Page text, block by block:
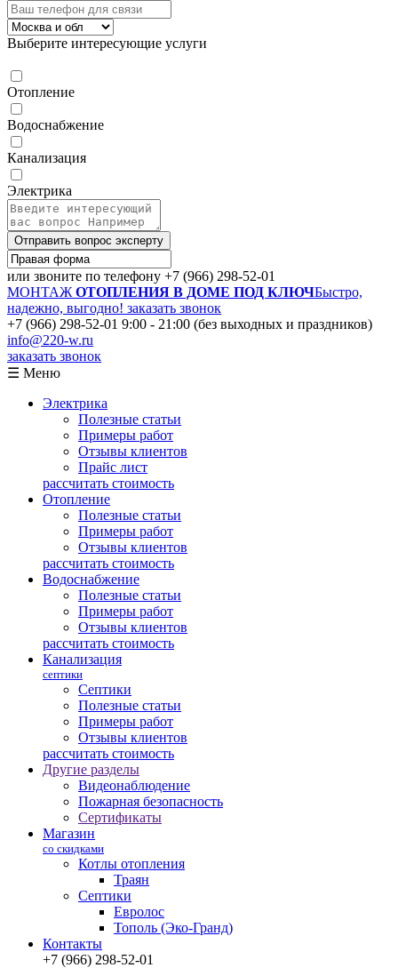
Выберите интересующие услуги
Отопление
Водоснабжение
Канализация
Электрика
Отправить вопрос эксперту
или звоните по телефону +7 (966) 298-52-01
МОНТАЖ ОТОПЛЕНИЯ В ДОМЕ ПОД КЛЮЧБыстро,
надежно, выгодно! заказать звонок
+7 (966) 298-52-01 9:00 - 21:00 (без выходных и праздников)
info@220-w.ru
заказать звонок
☰ Меню
Электрика
Полезные статьи
Примеры работ
Отзывы клиентов
Прайс лист
рассчитать стоимость
Отопление
Полезные статьи
Примеры работ
Отзывы клиентов
рассчитать стоимость
Водоснабжение
Полезные статьи
Примеры работ
Отзывы клиентов
рассчитать стоимость
Канализация
септики
Септики
Полезные статьи
Примеры работ
Отзывы клиентов
рассчитать стоимость
Другие разделы
Видеонаблюдение
Пожарная безопасность
Сертификаты
Магазин
со скидками
Котлы отопления
Траян
Септики
Евролос
Тополь (Эко-Гранд)
Контакты
+7 (966) 298-52-01